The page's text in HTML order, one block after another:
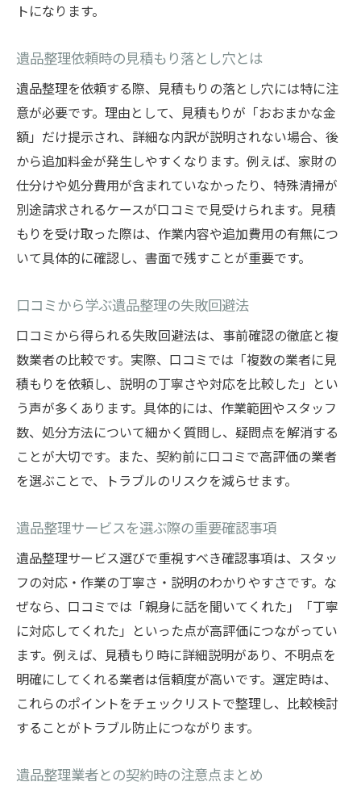
トになります。
遺品整理依頼時の見積もり落とし穴とは
遺品整理を依頼する際、見積もりの落とし穴には特に注
意が必要です。理由として、見積もりが「おおまかな金
額」だけ提示され、詳細な内訳が説明されない場合、後
から追加料金が発生しやすくなります。例えば、家財の
仕分けや処分費用が含まれていなかったり、特殊清掃が
別途請求されるケースが口コミで見受けられます。見積
もりを受け取った際は、作業内容や追加費用の有無につ
いて具体的に確認し、書面で残すことが重要です。
口コミから学ぶ遺品整理の失敗回避法
口コミから得られる失敗回避法は、事前確認の徹底と複
数業者の比較です。実際、口コミでは「複数の業者に見
積もりを依頼し、説明の丁寧さや対応を比較した」とい
う声が多くあります。具体的には、作業範囲やスタッフ
数、処分方法について細かく質問し、疑問点を解消する
ことが大切です。また、契約前に口コミで高評価の業者
を選ぶことで、トラブルのリスクを減らせます。
遺品整理サービスを選ぶ際の重要確認事項
遺品整理サービス選びで重視すべき確認事項は、スタッ
フの対応・作業の丁寧さ・説明のわかりやすさです。な
ぜなら、口コミでは「親身に話を聞いてくれた」「丁寧
に対応してくれた」といった点が高評価につながってい
ます。例えば、見積もり時に詳細説明があり、不明点を
明確にしてくれる業者は信頼度が高いです。選定時は、
これらのポイントをチェックリストで整理し、比較検討
することがトラブル防止につながります。
遺品整理業者との契約時の注意点まとめ